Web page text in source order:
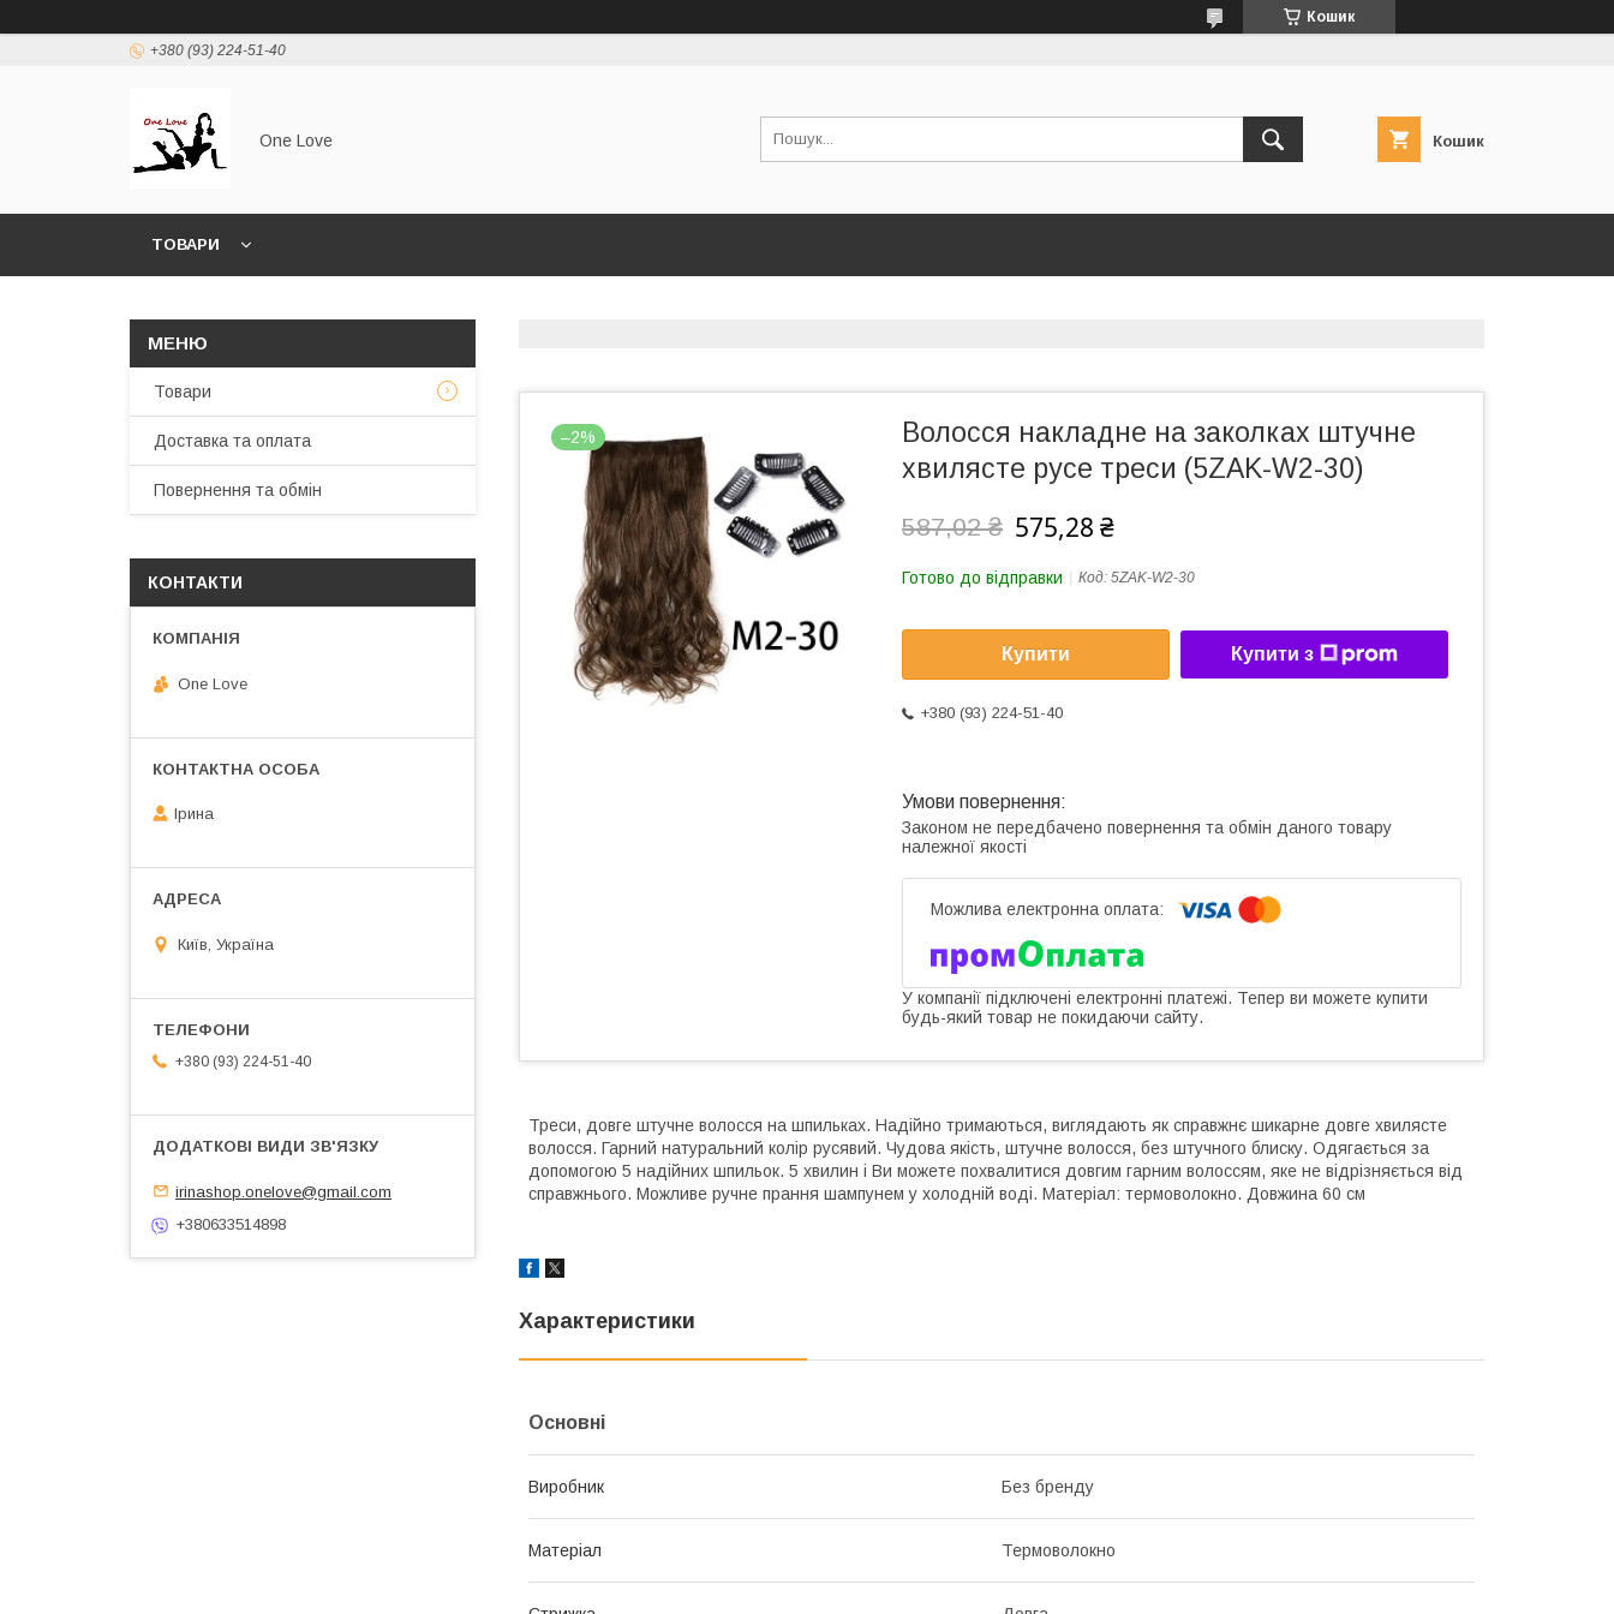
Кошик
+380 (93) 224-51-40
One Love Кошик
ТОВАРИ
–2%
Волосся накладне на заколках штучне
хвилясте русе треси (5ZAK-W2-30)
587,02 ₴ 575,28 ₴
Готово до відправки Код: 5ZAK-W2-30
Купити Купити з
+380 (93) 224-51-40
Законом не передбачено повернення та обмін даного товару
належної якості
У компанії підключені електронні платежі. Тепер ви можете купити
будь-який товар не покидаючи сайту.
Треси, довге штучне волосся на шпильках. Надійно тримаються, виглядають як справжнє шикарне довге хвилясте
волосся. Гарний натуральний колір русявий. Чудова якість, штучне волосся, без штучного блиску. Одягається за
допомогою 5 надійних шпильок. 5 хвилин і Ви можете похвалитися довгим гарним волоссям, яке не відрізняється від
справжнього. Можливе ручне прання шампунем у холодній воді. Матеріал: термоволокно. Довжина 60 см
Характеристики
Основні
Виробник Без бренду
Матеріал Термоволокно
Товари
Доставка та оплата
Повернення та обмін
КОНТАКТИ
One Love
Ірина
Київ, Україна
+380 (93) 224-51-40
irinashop.onelove@gmail.com
+380633514898